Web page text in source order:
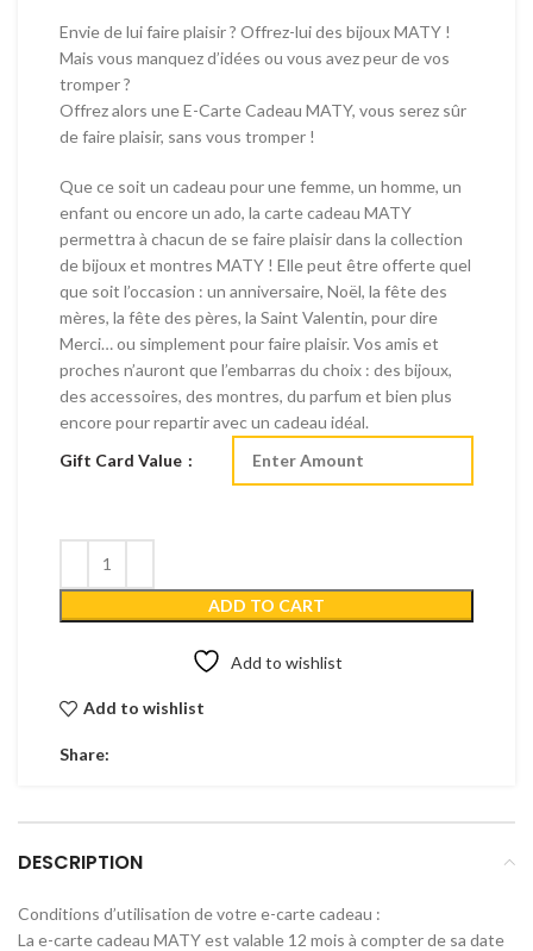
€5.00
through
Envie de lui faire plaisir ? Offrez-lui des bijoux MATY !
Mais vous manquez d’idées ou vous avez peur de vos
tromper ?
Offrez alors une E-Carte Cadeau MATY, vous serez sûr
de faire plaisir, sans vous tromper !
Que ce soit un cadeau pour une femme, un homme, un
enfant ou encore un ado, la carte cadeau MATY
permettra à chacun de se faire plaisir dans la collection
de bijoux et montres MATY ! Elle peut être offerte quel
que soit l’occasion : un anniversaire, Noël, la fête des
mères, la fête des pères, la Saint Valentin, pour dire
Merci… ou simplement pour faire plaisir. Vos amis et
proches n’auront que l’embarras du choix : des bijoux,
des accessoires, des montres, du parfum et bien plus
encore pour repartir avec un cadeau idéal.
Gift Card Value
ADD TO CART
Add to wishlist
Add to wishlist
Share:
DESCRIPTION
Conditions d’utilisation de votre e-carte cadeau :
La e-carte cadeau MATY est valable 12 mois à compter de sa date